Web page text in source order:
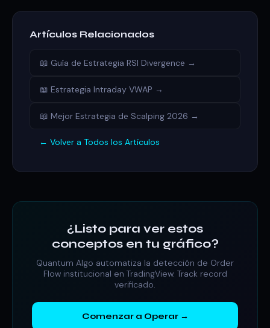
Artículos Relacionados
📖 Guía de Estrategia RSI Divergence →
📖 Estrategia Intraday VWAP →
📖 Mejor Estrategia de Scalping 2026 →
← Volver a Todos los Artículos
¿Listo para ver estos
conceptos en tu gráfico?
Quantum Algo automatiza la detección de Order
Flow institucional en TradingView. Track record
verificado.
Comenzar a Operar →